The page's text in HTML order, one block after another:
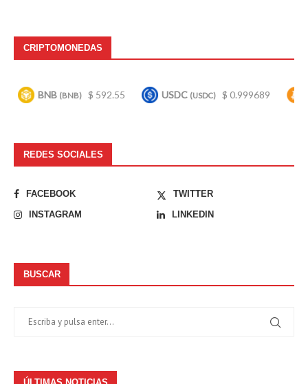
CRIPTOMONEDAS
BNB (BNB) $ 592.55 USDC(USDC) $ 0.999689
REDES SOCIALES
FACEBOOK
TWITTER
INSTAGRAM
LINKEDIN
BUSCAR